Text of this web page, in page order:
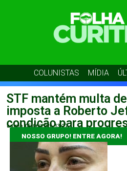
COLUNISTAS MÍDIA
STF mantém multa
imposta a Roberto
condição para
admin 05/06/2026 13:27
NOSSO GRUPO! ENTRE AGORA!